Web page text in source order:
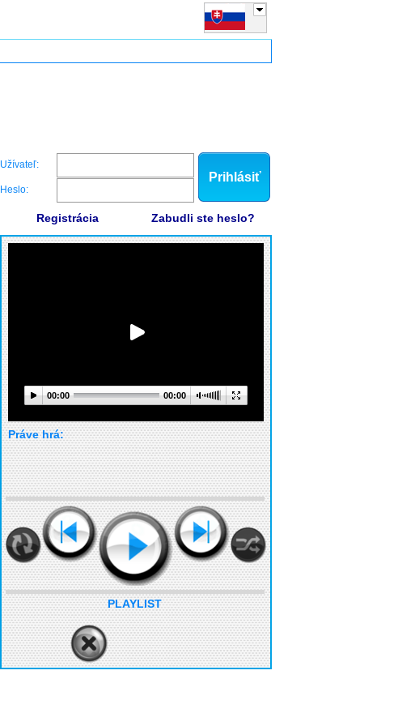
Užívateľ:
Heslo:
Prihlásiť
Registrácia Zabudli ste heslo?
00:00 00:00
Práve hrá:
PLAYLIST